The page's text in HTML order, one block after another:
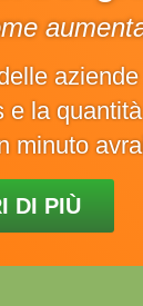
e la
minuto
DI PIÙ